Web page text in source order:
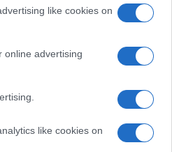
like cookies on
online advertising
like cookies on
il Centro
per le